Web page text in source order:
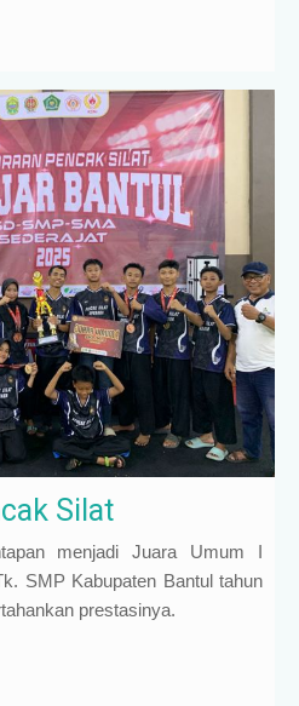
Silat
menjadi Juara Umum I
SMP Kabupaten Bantul tahun
prestasinya.